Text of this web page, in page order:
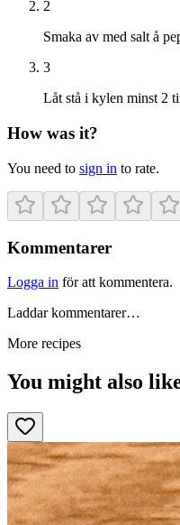
2
Smaka av med salt å
3
Låt stå i kylen minst 2
How was it?
You need to sign in to rate.
Kommentarer
Logga in för att kommentera.
Laddar kommentarer…
More recipes
You might also